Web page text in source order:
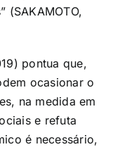
(SAKAMOTO,
pontua que,
ocasionar o
na medida em
e refuta
é necessário,